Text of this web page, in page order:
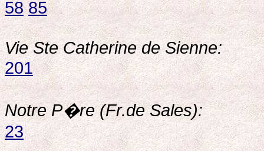
58 85
Vie Ste Catherine de Sienne:
201
Notre P�re (Fr.de Sales):
23